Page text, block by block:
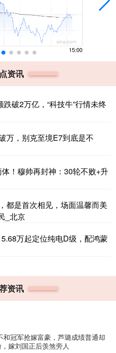
资讯
破2万亿，“科技牛”行情未终
万，别克至境E7到底是不
！穆帅再封神：30轮不败+升
都是首次相见，场面温馨而美
_北京
万起定位纯电D级，配鸿蒙
资讯
和冠军抢嫁富豪，芦璐成绩普通却
嫁刘国正后羡煞旁人